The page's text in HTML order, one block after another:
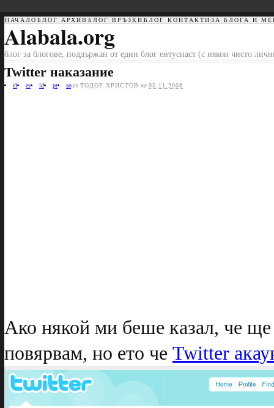
НАЧАЛО БЛОГ АРХИВ БЛОГ ВРЪЗКИ БЛОГ КОНТАКТИ ЗА БЛОГА И
Alabala.org
блог за блогове, поддържан от един блог ентусиаст (с някои чисто
Twitter наказание
el es id pt seот ТОДОР ХРИСТОВ на 05.11.2008
Ако някой ми беше казал, че
повярвам, но ето че Twitter